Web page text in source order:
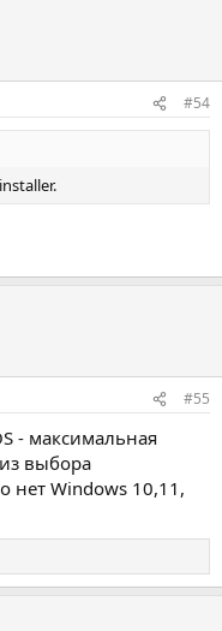
#54
#55
- максимальная
выбора
нет Windows 10,11,